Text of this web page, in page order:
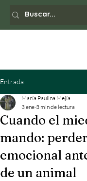
Entrada
Cuando el
mando:
emocional
de un animal
María Paulina Mejía
3 ene 3 min de lectura